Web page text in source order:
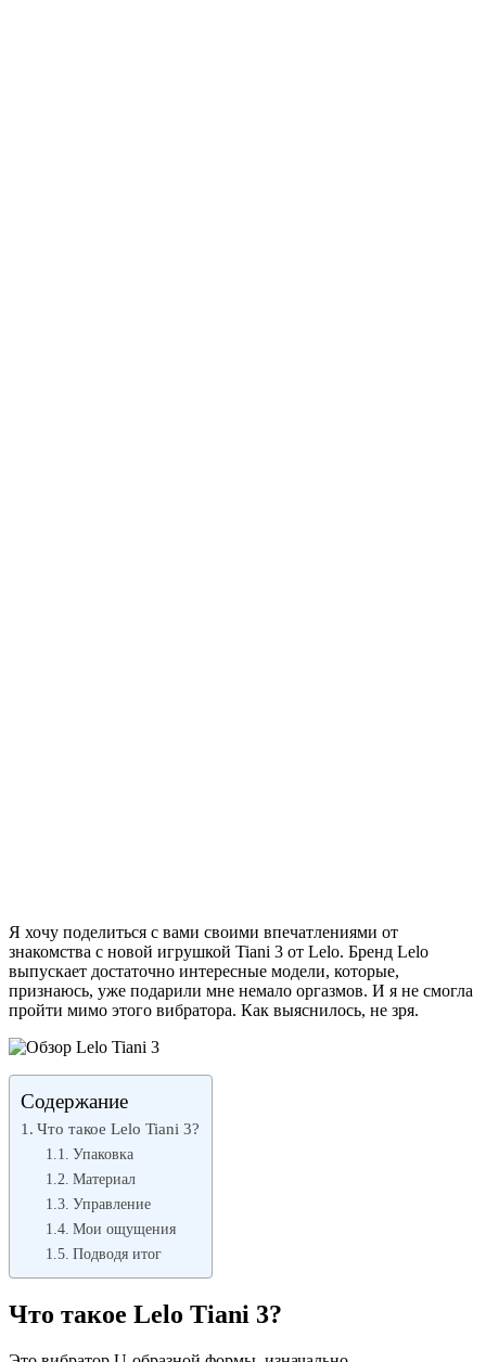
Я хочу поделиться с вами своими впечатлениями от
знакомства с новой игрушкой Tiani 3 от Lelo. Бренд Lelo
выпускает достаточно интересные модели, которые,
признаюсь, уже подарили мне немало оргазмов. И я не смогла
пройти мимо этого вибратора. Как выяснилось, не зря.
Содержание
Что такое Lelo Tiani 3?
Упаковка
Материал
Управление
Мои ощущения
Подводя итог
Что такое Lelo Tiani 3?